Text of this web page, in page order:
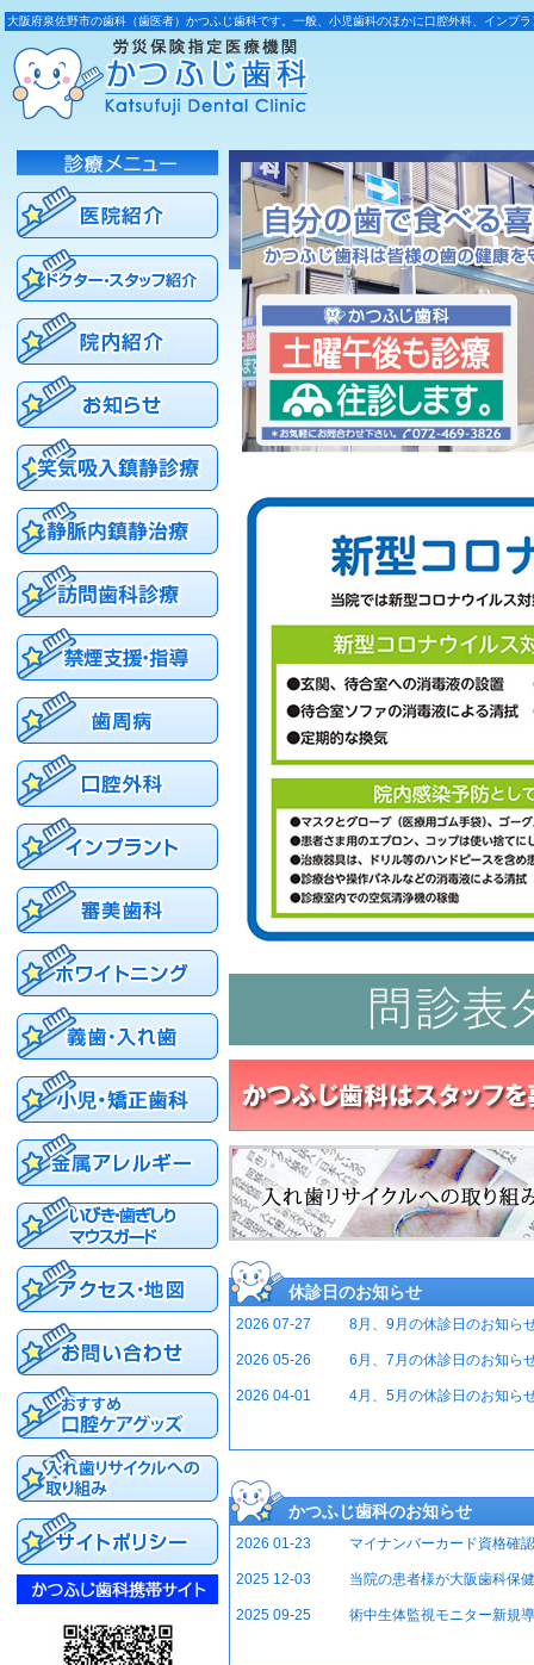
大阪府泉佐野市の歯科（歯医者）かつふじ歯科です。一般、小児歯科のほかに口腔外科、インプ
休診日のお知らせ
2026 07-27 8月、9月の休診日のお知ら
2026 05-26 6月、7月の休診日のお知ら
2026 04-01 4月、5月の休診日のお知ら
かつふじ歯科のお知らせ
2026 01-23 マイナンバーカード資格確
2025 12-03 当院の患者様が大阪歯科保
2025 09-25 術中生体監視モニター新規